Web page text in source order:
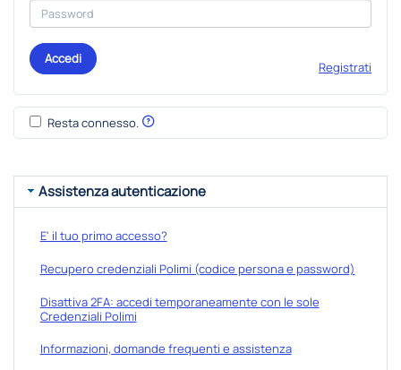
Accedi
Registrati
Resta connesso.
Assistenza autenticazione
E' il tuo primo accesso?
Recupero credenziali Polimi (codice persona e password)
Disattiva 2FA: accedi temporaneamente con le sole
Credenziali Polimi
Informazioni, domande frequenti e assistenza